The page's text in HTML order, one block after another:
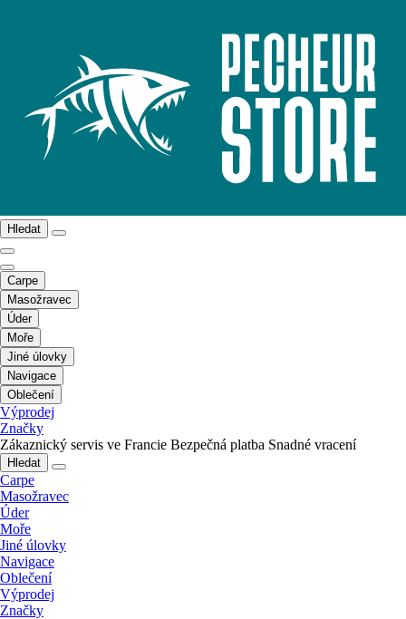
Hledat
Carpe
Masožravec
Úder
Moře
Jiné úlovky
Navigace
Oblečení
Výprodej
Značky
Zákaznický servis ve Francie Bezpečná platba Snadné vracení
Hledat
Carpe
Masožravec
Úder
Moře
Jiné úlovky
Navigace
Oblečení
Výprodej
Značky